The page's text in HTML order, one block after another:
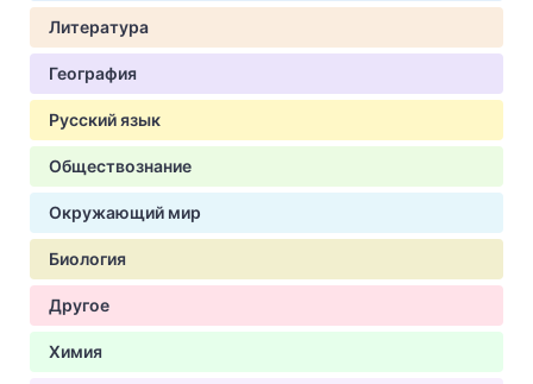
Литература
География
Русский язык
Обществознание
Окружающий мир
Биология
Другое
Химия